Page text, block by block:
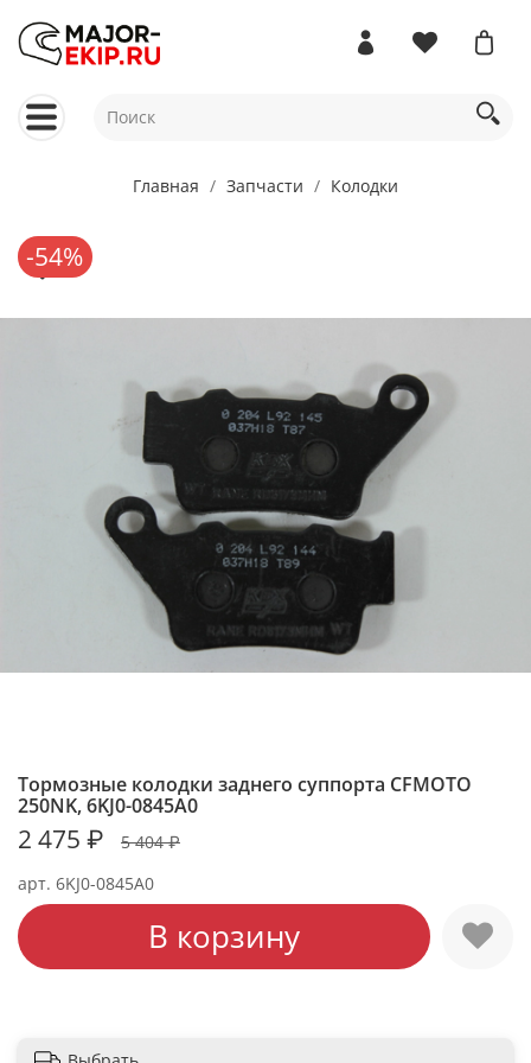
Главная Запчасти Колодки
-54%
арт. 6KJ0-0845A0
Тормозные колодки заднего суппорта CFMOTO
250NK, 6KJ0-0845A0
2 475 ₽ 5 404 ₽
В корзину